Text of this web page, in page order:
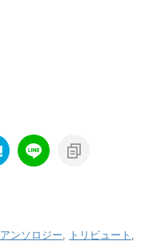
アンソロジー トリビュート